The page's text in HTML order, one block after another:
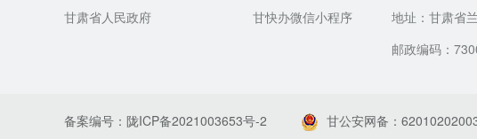
甘肃省人民政府
甘快办微信小程序
地址：甘肃省
邮政编码：
备案编号：陇ICP备2021003653号-2 甘公安网备：